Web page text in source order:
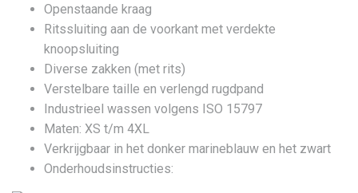
Openstaande kraag
Ritssluiting aan de voorkant met verdekte
knoopsluiting
Diverse zakken (met rits)
Verstelbare taille en verlengd rugdpand
Industrieel wassen volgens ISO 15797
Maten: XS t/m 4XL
Verkrijgbaar in het donker marineblauw en het zwart
Onderhoudsinstructies: